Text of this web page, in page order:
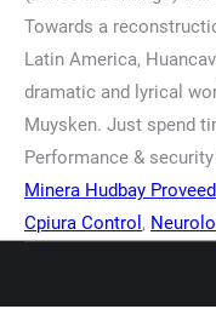
Minera Hudbay
Cpiura Control ,